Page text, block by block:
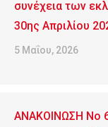
συνέχεια των
30ης Απριλίου
5 Μαΐου, 2026
ΑΝΑΚΟΙΝΩΣΗ No